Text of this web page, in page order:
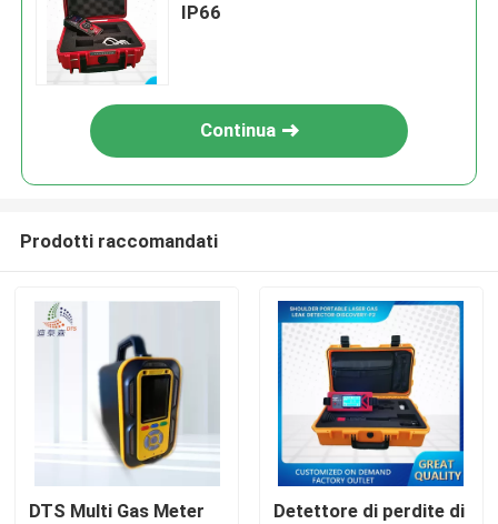
IP66
Continua
Prodotti raccomandati
DTS Multi Gas Meter
Detettore di perdite di